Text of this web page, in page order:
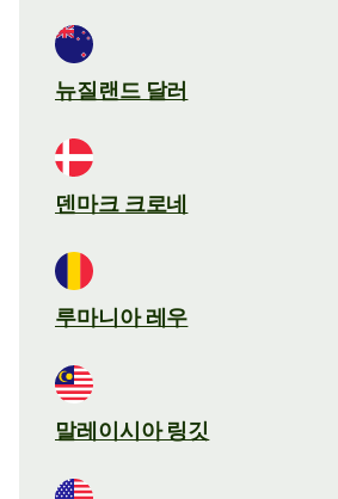
뉴질랜드 달러
덴마크 크로네
루마니아 레우
말레이시아 링깃